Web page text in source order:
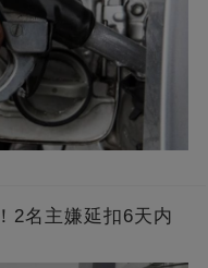
2名主嫌延扣6天内